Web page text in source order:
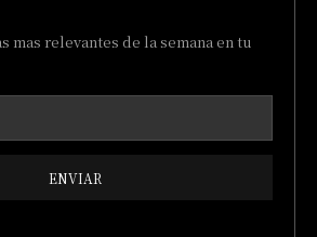
mas relevantes de la semana en tu
ENVIAR